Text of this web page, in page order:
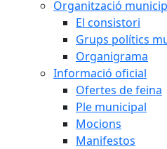
Organització
El consistori
Grups polítics
Organigrama
Informació oficial
Ofertes de feina
Ple municipal
Mocions
Manifestos